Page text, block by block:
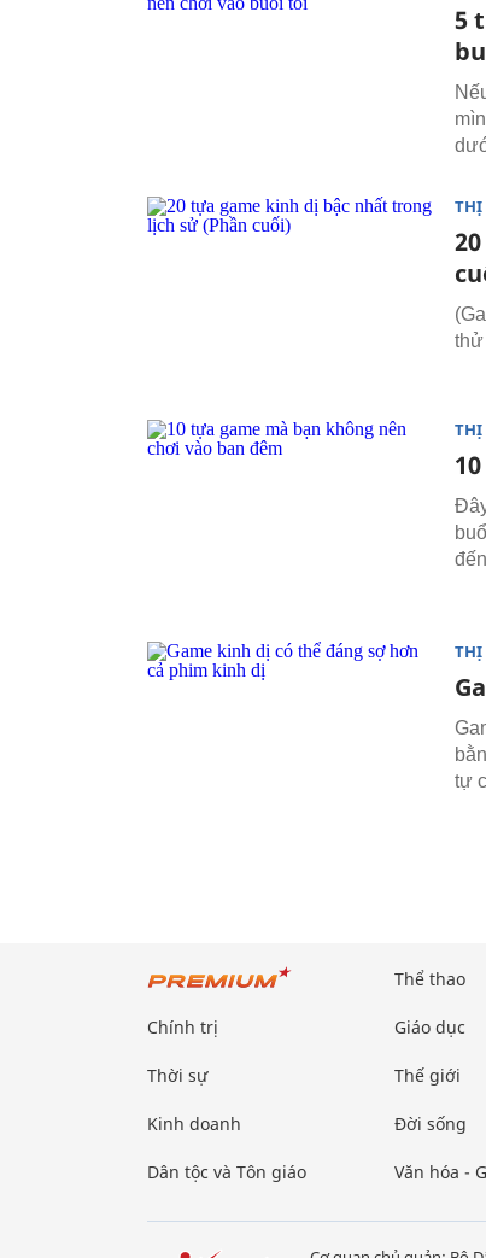
5
THỊ
thử
THỊ
THỊ
tự
Chính trị
Thời sự
Kinh doanh
Dân tộc và Tôn giáo
Thể thao
Giáo dục
Thế giới
Đời sống
Văn hóa -